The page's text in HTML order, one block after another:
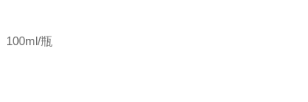
100ml/瓶